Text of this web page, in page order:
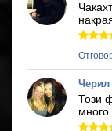
Черил
Този
много